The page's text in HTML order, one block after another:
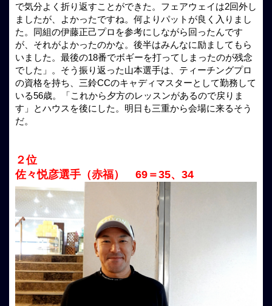
で気分よく折り返すことができた。フェアウェイは2回外し
ましたが、よかったですね。何よりパットが良く入りまし
た。同組の伊藤正己プロを参考にしながら回ったんです
が、それがよかったのかな。後半はみんなに励ましてもら
いました。最後の18番でボギーを打ってしまったのが残念
でした」。そう振り返った山本選手は、ティーチングプロ
の資格を持ち、三鈴CCのキャディマスターとして勤務して
いる56歳。「これから夕方のレッスンがあるので戻りま
す」とハウスを後にした。明日も三重から会場に来るそう
だ。
２位
佐々悦彦選手（赤福） 69＝35、34